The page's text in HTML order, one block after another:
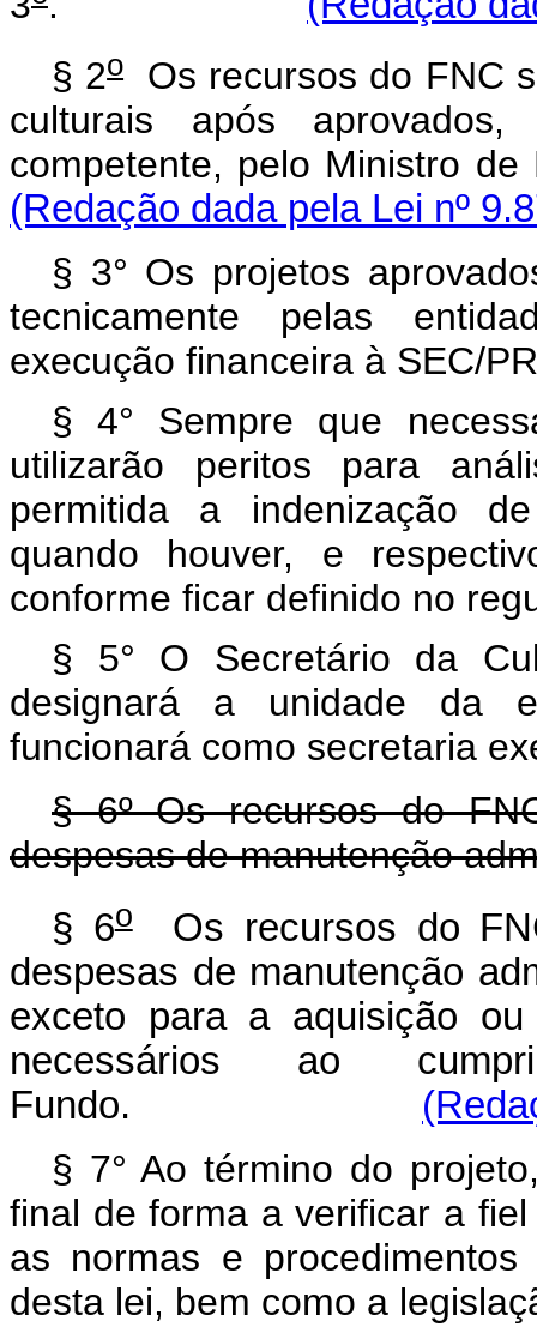
§ 2oOs recursos do FNC
culturais após
competente, pelo
(Redação dada pela Lei nº
§ 3° Os projetos
tecnicamente pelas
execução financeira à SEC/
§ 4° Sempre que
utilizarão peritos para
permitida a indenização
quando houver, e
conforme ficar definido no
§ 5° O Secretário da
designará a unidade da
funcionará como secretaria
§ 6º Os recursos do
despesas de manutenção
§ 6oOs recursos do
despesas de manutenção
exceto para a aquisição
necessários ao
Fundo.
§ 7° Ao término do
final de forma a verificar a
as normas e
desta lei, bem como a